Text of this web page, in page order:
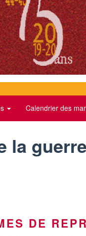
Calendrier des
la guerre
DE